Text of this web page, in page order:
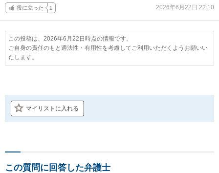
役に立った 1 2026年6月22日 22:10
この投稿は、2026年6月22日時点の情報です。
ご自身の責任のもと適法性・有用性を考慮してご利用いただくようお願いい
たします。
マイリストに入れる
この質問に回答した弁護士